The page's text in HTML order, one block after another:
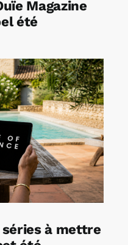
Magazine
été
à mettre